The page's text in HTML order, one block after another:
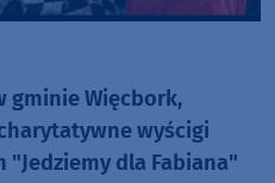
gminie Więcbork,
wyścigi
dla Fabiana"